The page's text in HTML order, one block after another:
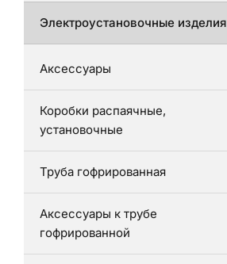
Электроустановочные изделия
Аксессуары
Коробки распаячные,
установочные
Труба гофрированная
Аксессуары к трубе
гофрированной